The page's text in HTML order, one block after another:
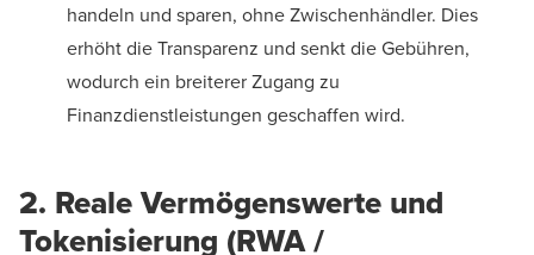
handeln und sparen, ohne Zwischenhändler. Dies
erhöht die Transparenz und senkt die Gebühren,
wodurch ein breiterer Zugang zu
Finanzdienstleistungen geschaffen wird.
2. Reale Vermögenswerte und
Tokenisierung (RWA /